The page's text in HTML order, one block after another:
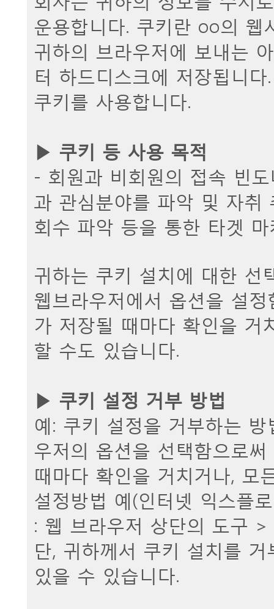
운용합니다. 쿠키란 oo의 웹
귀하의 브라우저에 보내는
터 하드디스크에 저장됩니
쿠키를 사용합니다.
▶ 쿠키 등 사용 목적
- 회원과 비회원의 접속 빈
과 관심분야를 파악 및 자
회수 파악 등을 통한 타겟
귀하는 쿠키 설치에 대한 선
웹브라우저에서 옵션을 설
가 저장될 때마다 확인을 거
할 수도 있습니다.
▶ 쿠키 설정 거부 방법
예: 쿠키 설정을 거부하는
우저의 옵션을 선택함으로
때마다 확인을 거치거나, 모
설정방법 예(인터넷 익스플
: 웹 브라우저 상단의 도구
단, 귀하께서 쿠키 설치를
있을 수 있습니다.